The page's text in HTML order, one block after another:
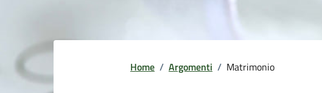
Home / Argomenti / Matrimonio